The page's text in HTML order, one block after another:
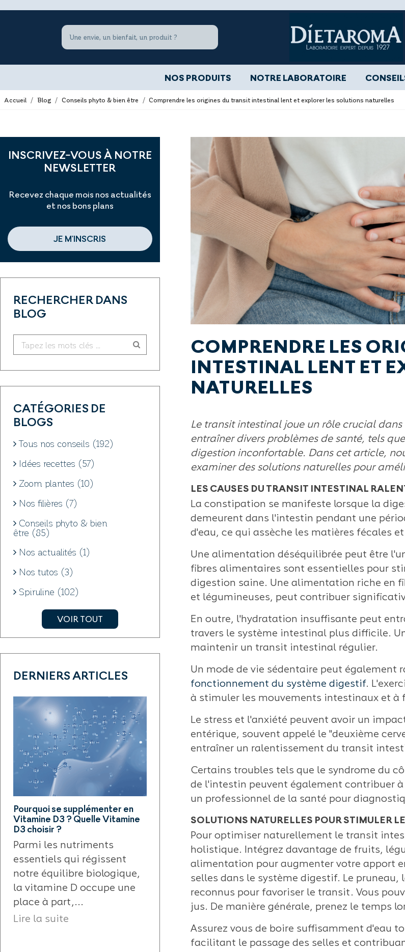
NOS PRODUITS NOTRE LABORATOIRE
Accueil Blog Conseils phyto & bien être Comprendre les origines du transit intestinal lent et explorer les solutions naturelles
INSCRIVEZ-VOUS À NOTRE
NEWSLETTER
Recevez chaque mois nos actualités
et nos bons plans
JE M'INSCRIS
RECHERCHER DANS
BLOG
CATÉGORIES DE
BLOGS
Tous nos conseils (192)
Idées recettes (57)
Zoom plantes (10)
Nos filières (7)
Conseils phyto & bien
être (85)
Nos actualités (1)
Nos tutos (3)
Spiruline (102)
VOIR TOUT
DERNIERS ARTICLES
Pourquoi se supplémenter en
Vitamine D3 ? Quelle Vitamine
D3 choisir ?
Parmi les nutriments
essentiels qui régissent
notre équilibre biologique,
la vitamine D occupe une
place à part,...
Lire la suite
trésor minéral antioxydant pour
soutenir votre immunité
Le shilajit est une
substance naturelle
fascinante qui occupe une
place de choix dans
l’univers de la
Lire la suite
l'horloge biologique
Un sommeil de
crucial pour notre
nos performances
humeur. Pourtant,
dormir peut...
Lire la suite
COMPRENDRE LES
INTESTINAL LENT ET
NATURELLES
Le transit intestinal joue un rôle crucial dans
entraîner divers problèmes de santé, tels
digestion inconfortable. Dans cet article,
examiner des solutions naturelles pour
LES CAUSES DU TRANSIT INTESTINAL
La constipation se manifeste lorsque la
demeurent dans l'intestin pendant une
d'eau, ce qui assèche les matières fécales
Une alimentation déséquilibrée peut être
fibres alimentaires sont essentielles pour
digestion saine. Une alimentation riche en
et légumineuses, peut contribuer
En outre, l'hydratation insuffisante peut
travers le système intestinal plus difficile.
maintenir un transit intestinal régulier.
Un mode de vie sédentaire peut
fonctionnement du système digestif.
à stimuler les mouvements intestinaux et à
Le stress et l'anxiété peuvent avoir un
entérique, souvent appelé le "deuxième
entraîner un ralentissement du transit
Certains troubles tels que le syndrome du
de l'intestin peuvent également contribuer
un professionnel de la santé pour
SOLUTIONS NATURELLES POUR STIMULER
Pour optimiser naturellement le transit
holistique. Intégrez davantage de fruits,
alimentation pour augmenter votre apport
selles dans le système digestif. Le
reconnus pour favoriser le transit. Vous
jus. De manière générale, prenez le temps
Assurez vous de boire suffisamment d'eau
facilitant le passage des selles et